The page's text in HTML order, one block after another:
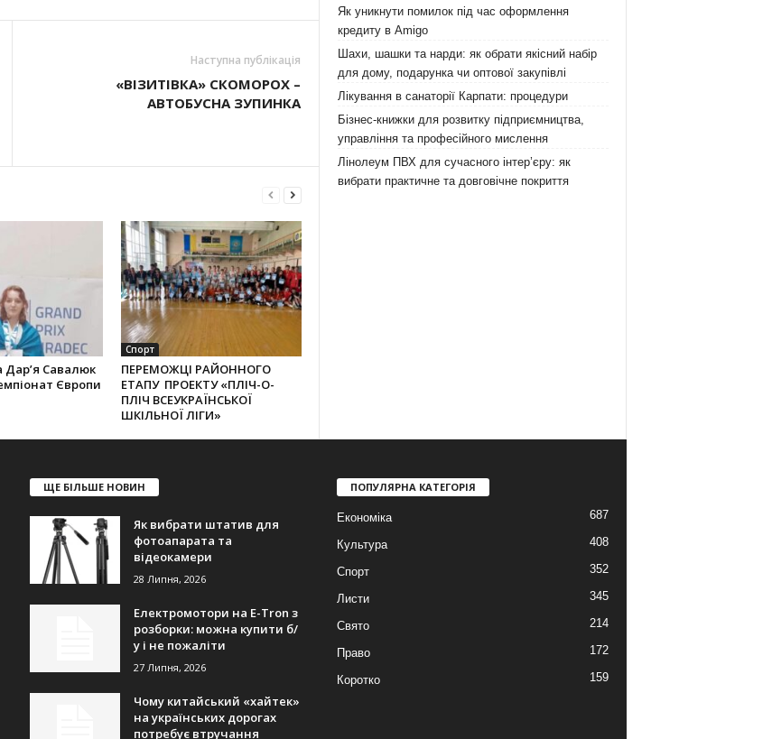
Наступна публікація
«ВІЗИТІВКА» СКОМОРОХ –
АВТОБУСНА ЗУПИНКА
Дар’я Савалюк
Європи
Спорт
ПЕРЕМОЖЦІ РАЙОННОГО
ЕТАПУ ПРОЕКТУ «ПЛІЧ-О-
ПЛІЧ ВСЕУКРАЇНСЬКОЇ
ШКІЛЬНОЇ ЛІГИ»
Як уникнути помилок під час оформлення
кредиту в Amigo
Шахи, шашки та нарди: як обрати якісний набір
для дому, подарунка чи оптової закупівлі
Лікування в санаторії Карпати: процедури
Бізнес-книжки для розвитку підприємництва,
управління та професійного мислення
Лінолеум ПВХ для сучасного інтер’єру: як
вибрати практичне та довговічне покриття
ЩЕ БІЛЬШЕ НОВИН
Як вибрати штатив для
фотоапарата та
відеокамери
28 Липня, 2026
Електромотори на E-Tron з
розборки: можна купити б/
у і не пожаліти
27 Липня, 2026
Чому китайський «хайтек»
на українських дорогах
потребує втручання
ПОПУЛЯРНА КАТЕГОРІЯ
Економіка 687
Культура 408
Спорт 352
Листи 345
Свято 214
Право 172
Коротко 159